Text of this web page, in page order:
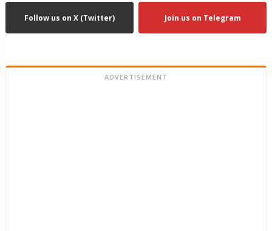
Follow us on X (Twitter) Join us on Telegram
ADVERTISEMENT